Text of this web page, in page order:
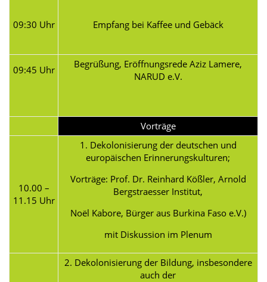
09:30 Uhr Empfang bei Kaffee und Gebäck
09:45 Uhr
Begrüßung, Eröffnungsrede Aziz Lamere,
NARUD e.V.
Vorträge
10.00 –
11.15 Uhr
1. Dekolonisierung der deutschen und
europäischen Erinnerungskulturen;
Vorträge: Prof. Dr. Reinhard Kößler, Arnold
Bergstraesser Institut,
Noël Kabore, Bürger aus Burkina Faso e.V.)
mit Diskussion im Plenum
2. Dekolonisierung der Bildung, insbesondere
auch der